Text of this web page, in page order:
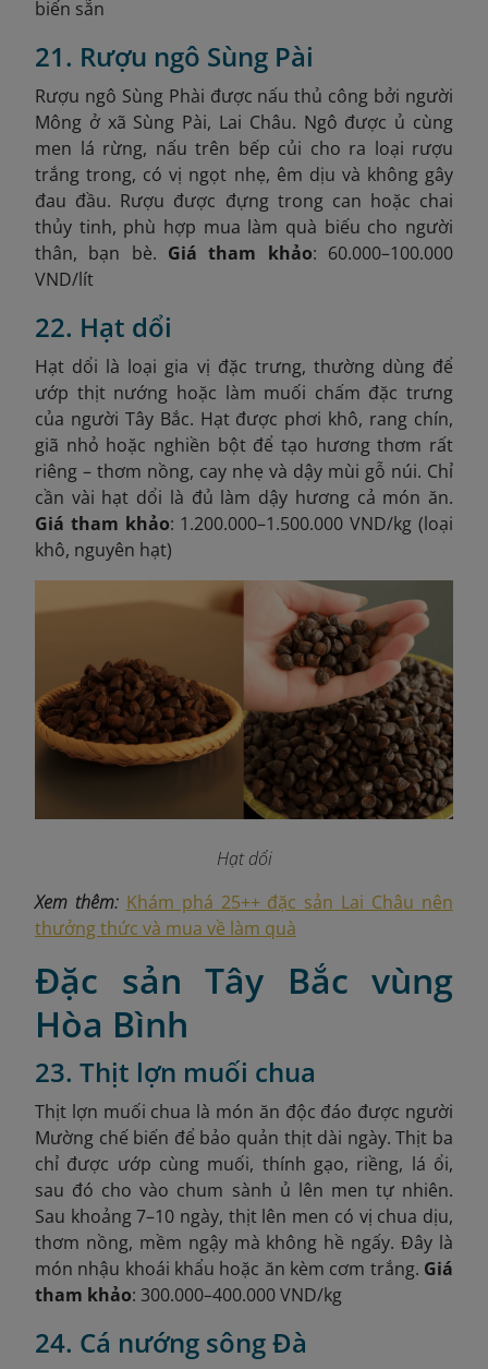
biến sẵn
21. Rượu ngô Sùng Pài
Rượu ngô Sùng Phài được nấu thủ công bởi người
Mông ở xã Sùng Pài, Lai Châu. Ngô được ủ cùng
men lá rừng, nấu trên bếp củi cho ra loại rượu
trắng trong, có vị ngọt nhẹ, êm dịu và không gây
đau đầu. Rượu được đựng trong can hoặc chai
thủy tinh, phù hợp mua làm quà biếu cho người
thân, bạn bè. Giá tham khảo: 60.000–100.000
VND/lít
22. Hạt dổi
Hạt dổi là loại gia vị đặc trưng, thường dùng để
ướp thịt nướng hoặc làm muối chấm đặc trưng
của người Tây Bắc. Hạt được phơi khô, rang chín,
giã nhỏ hoặc nghiền bột để tạo hương thơm rất
riêng – thơm nồng, cay nhẹ và dậy mùi gỗ núi. Chỉ
cần vài hạt dổi là đủ làm dậy hương cả món ăn.
Giá tham khảo: 1.200.000–1.500.000 VND/kg (loại
khô, nguyên hạt)
Hạt dổi
Xem thêm: Khám phá 25++ đặc sản Lai Châu nên
thưởng thức và mua về làm quà
Đặc sản Tây Bắc vùng
Hòa Bình
23. Thịt lợn muối chua
Thịt lợn muối chua là món ăn độc đáo được người
Mường chế biến để bảo quản thịt dài ngày. Thịt ba
chỉ được ướp cùng muối, thính gạo, riềng, lá ổi,
sau đó cho vào chum sành ủ lên men tự nhiên.
Sau khoảng 7–10 ngày, thịt lên men có vị chua dịu,
thơm nồng, mềm ngậy mà không hề ngấy. Đây là
món nhậu khoái khẩu hoặc ăn kèm cơm trắng. Giá
tham khảo: 300.000–400.000 VND/kg
24. Cá nướng sông Đà